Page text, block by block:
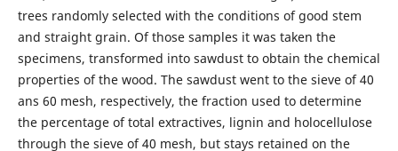
trees randomly selected with the conditions of good stem
and straight grain. Of those samples it was taken the
specimens, transformed into sawdust to obtain the chemical
properties of the wood. The sawdust went to the sieve of 40
ans 60 mesh, respectively, the fraction used to determine
the percentage of total extractives, lignin and holocellulose
through the sieve of 40 mesh, but stays retained on the